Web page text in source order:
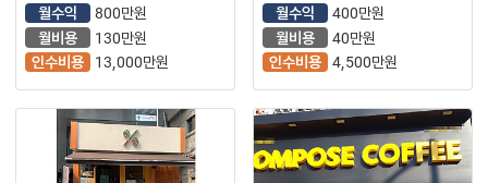
월수익
800만원
월비용
130만원
인수비용
13,000만원
월수익
400만원
월비용
40만원
인수비용 4,500만원